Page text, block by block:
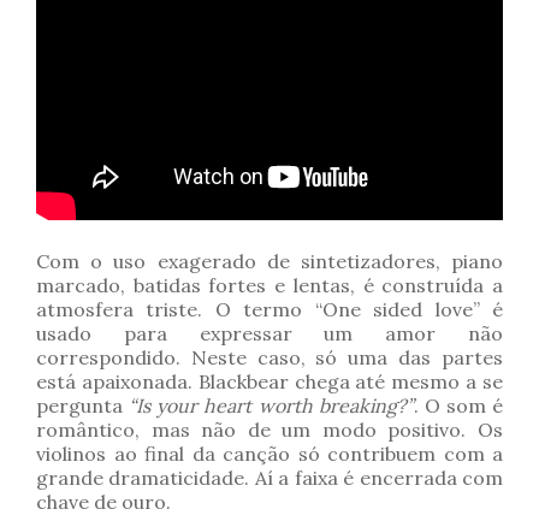
Com o uso exagerado de sintetizadores, piano
marcado, batidas fortes e lentas, é construída a
atmosfera triste. O termo “One sided love” é
usado para expressar um amor não
correspondido. Neste caso, só uma das partes
está apaixonada. Blackbear chega até mesmo a se
pergunta “Is your heart worth breaking?”. O som é
romântico, mas não de um modo positivo. Os
violinos ao final da canção só contribuem com a
grande dramaticidade. Aí a faixa é encerrada com
chave de ouro.